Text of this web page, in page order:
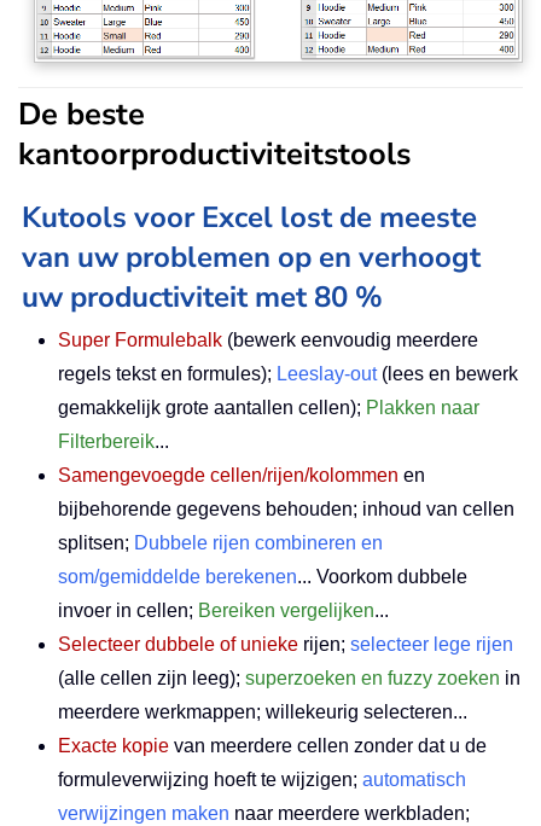
De beste
kantoorproductiviteitstools
Kutools voor Excel lost de meeste
van uw problemen op en verhoogt
uw productiviteit met 80 %
Super Formulebalk (bewerk eenvoudig meerdere
regels tekst en formules); Leeslay-out(lees en bewerk
gemakkelijk grote aantallen cellen); Plakken naar
Filterbereik...
Samengevoegde cellen/rijen/kolommen en
bijbehorende gegevens behouden; inhoud van cellen
splitsen; Dubbele rijen combineren en
som/gemiddelde berekenen... Voorkom dubbele
invoer in cellen; Bereiken vergelijken...
Selecteer dubbele of unieke rijen; selecteer lege rijen
(alle cellen zijn leeg); superzoeken en fuzzy zoeken in
meerdere werkmappen; willekeurig selecteren...
Exacte kopie van meerdere cellen zonder dat u de
formuleverwijzing hoeft te wijzigen; automatisch
verwijzingen maken naar meerdere werkbladen;